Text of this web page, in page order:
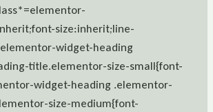
size:inherit;line-
widget-heading
title.elementor-size-small{font-
widget-heading .elementor-
size-medium{font-